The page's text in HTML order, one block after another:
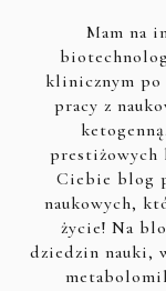
Mam na
klinicznym po
pracy z
prestiżowych
Ciebie blog
naukowych,
życie! Na
dziedzin nauki,